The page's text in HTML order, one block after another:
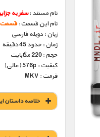
نام مستند :سفر به
نام این قسمت :
زبان : دوبله فارسی
زمان : حدود 45 دقیقه
حجم : 220 مگابایت
کیفیت : 576p (عالی)
فرمت : MKV
خلاصه داستان